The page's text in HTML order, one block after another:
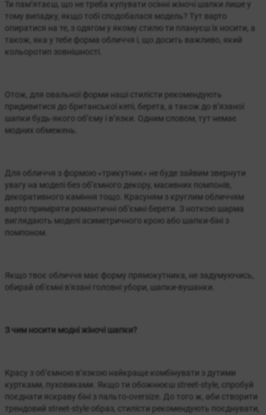
Ти пам’ятаєш, що не треба купувати осінні жіночі шапки лише у
тому випадку, якщо тобі сподобалася модель? Тут варто
опиратися на те, з одягом у якому стилю ти плануєш їх носити, а
також, яка у тебе форма обличчя і, що досить важливо, який
кольоротип зовнішності.
Отож, для овальної форми наші стилісти рекомендують
придивитися до британської кепі, берета, а також до в’язаної
шапки будь-якого об’єму і в’язки. Одним словом, тут немає
модних обмежень.
Для обличчя з формою «трикутник» не буде зайвим звернути
увагу на моделі без об’ємного декору, масивних помпонів,
декоративного каміння тощо. Красуням з круглим обличчям
варто приміряти романтичні об’ємні берети. З ноткою шарма
виглядають моделі асиметричного крою або шапки-біні з
помпоном.
Якщо твоє обличчя має форму прямокутника, не задумуючись,
обирай об'ємні в'язані головні убори, шапки-вушанки.
З чим носити модні жіночі шапки?
Красу з об’ємною в’язкою найкраще комбінувати з дутими
куртками, пуховиками. Якщо ти обожнюєш street-style, спробуй
поєднати яскраву біні з пальто-oversize. До того ж, аби створити
трендовий street-style образ, стилісти рекомендують поєднувати,